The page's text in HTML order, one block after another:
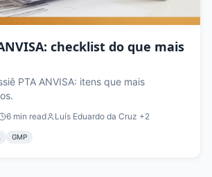
checklist do que mais
PTA ANVISA: itens que mais
6 min read Luís Eduardo da Cruz +2
GMP